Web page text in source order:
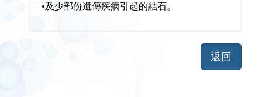
•及少部份遺傳疾病引起的結石。